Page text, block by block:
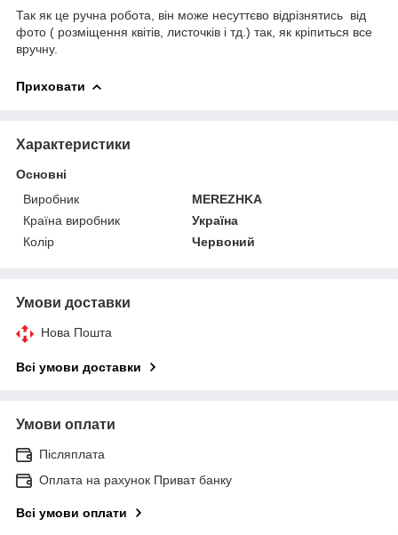
Так як це ручна робота, він може несуттєво відрізнятись від
фото ( розміщення квітів, листочків і тд.) так, як кріпиться все
вручну.
Приховати
Характеристики
Основні
Виробник
MEREZHKA
Країна виробник
Україна
Колір
Червоний
Умови доставки
Нова Пошта
Всі умови доставки
Умови оплати
Післяплата
Оплата на рахунок Приват банку
Всі умови оплати